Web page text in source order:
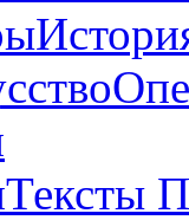
Тексты